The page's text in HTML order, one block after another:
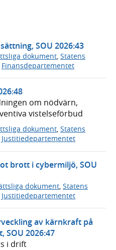
SOU 2026:43
dokument Statens
Finansdepartementet
om nödvärn,
vistelseförbud
dokument, Statens
Justitiedepartementet
brott i cybermiljö, SOU
dokument, Statens
Justitiedepartementet
av kärnkraft på
SOU 2026:47
i drift